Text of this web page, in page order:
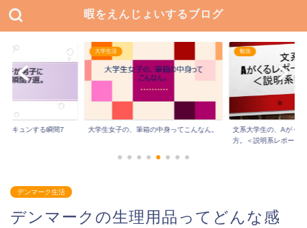
暇をえんじょいするブログ
の中身ってこんなん。
勉強
文系大学生の、Aがくるレポートの書き
ヘルスケア
【口コミ】シンスプリ
ＤＡＳ（シダス）の...
デンマーク生活
デンマークの生理用品ってどんな感